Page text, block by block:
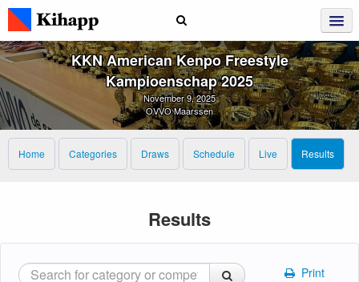
KKN American Kenpo Freestyle
Kampioenschap 2025
November 9, 2025
OVVO Maarssen
Home Categories Draws Schedule Live Results
Results
Print